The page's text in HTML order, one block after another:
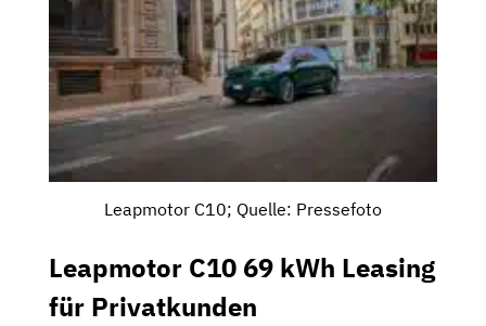
Leapmotor C10; Quelle: Pressefoto
Leapmotor C10 69 kWh Leasing
für Privatkunden